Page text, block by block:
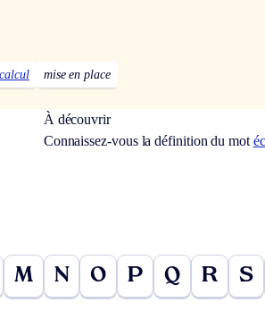
calcul mise en place
À découvrir
Connaissez-vous la définition du mot
M N O P Q R S